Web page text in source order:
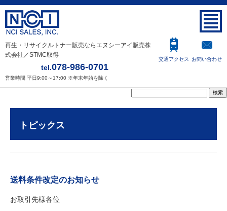
再生・リサイクルトナー販売ならエヌシーアイ販売株
式会社／STMC取得
交通アクセス お問い合わせ
tel.078-986-0701
営業時間 平日9:00～17:00 ※年末年始を除く
トピックス
送料条件改定のお知らせ
お取引先様各位